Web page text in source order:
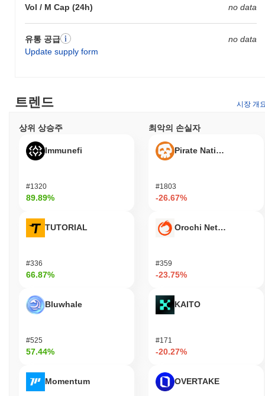
Vol / M Cap (24h) no data
유통 공급
Update supply form
no data
트렌드 시장 개
상위 상승주
Immunefi
#1320
89.89%
TUTORIAL
#336
66.87%
Bluwhale
#525
57.44%
Momentum
최악의 손실자
Pirate Nation Token
#1803
-26.67%
Orochi Network
#359
-23.75%
KAITO
#171
-20.27%
OVERTAKE